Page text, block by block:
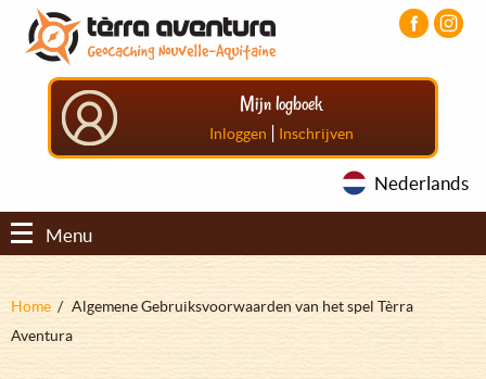
Overslaan
naar
Aller
menu
principal
Aller
pied
Mijn logboek
Inloggen | Inschrijven
Nederlands
Menu
Kruimelpad
Home
Algemene Gebruiksvoorwaarden van het spel Tèrra
Aventura